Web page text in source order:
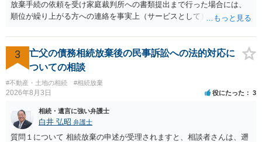
間がない等であれば、相続を取扱分野としている弁護士を適宜探し
（WEB等で）、問い合わせてみることです。相続を扱う弁護士でも相
見積もりをとって）、一番安いところでやってもらうことに決めれ
ば、キューちゃんママさんの御希望をかなえることができるのではな
は思います。その場合、かかるのは戸籍等の取得費用と印紙代だけと
を確認し、印紙と共に家庭裁判所に提出して相続放棄申述受理通知書
を待つという流れになります。
放棄手続の依頼を受け家庭裁判所への書類提出まで行った場合には、
順位が繰り上がる方への連絡を事実上（サービスとして）行うことは
できない、という意味でした。
3
亡父の債務相続放棄後の民事訴訟への法的対応に
ついての相談
#不動産・土地の相続 #相続放棄
2026年8月3日 役にたった 3
相続・遺言に強い弁護士
白井 弘昭 弁護士
質問１について 相続放棄の申述が受理されますと、相談者さんは、遡